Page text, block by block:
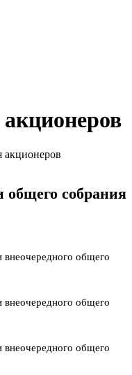
общего собрания
общего
общего
общего